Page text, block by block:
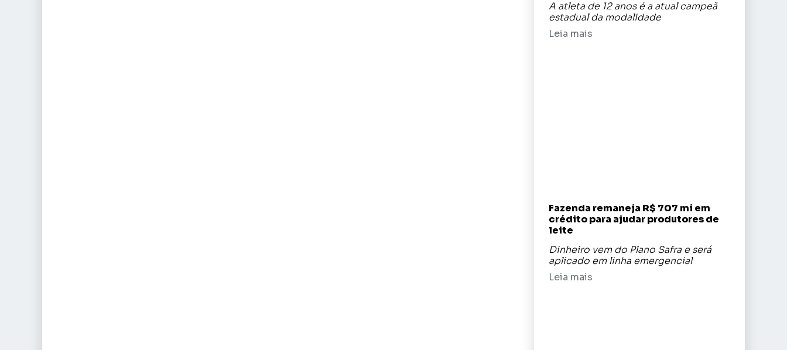
A atleta de 12 anos é a atual campeã
estadual da modalidade
Leia mais
Fazenda remaneja R$ 707 mi em
crédito para ajudar produtores de
leite
Dinheiro vem do Plano Safra e será
aplicado em linha emergencial
Leia mais